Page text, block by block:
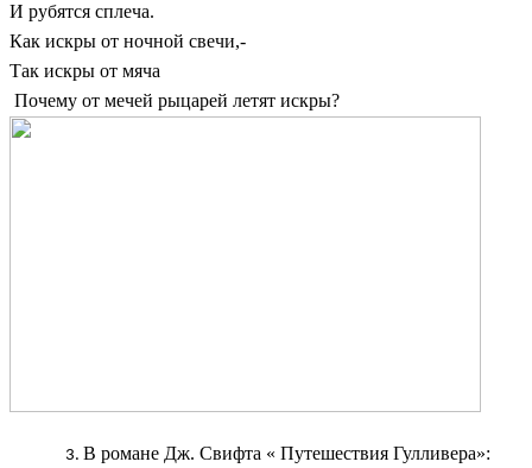
И рубятся сплеча.
Как искры от ночной свечи,-
Так искры от мяча
Почему от мечей рыцарей летят искры?
В романе Дж. Свифта « Путешествия Гулливера»: